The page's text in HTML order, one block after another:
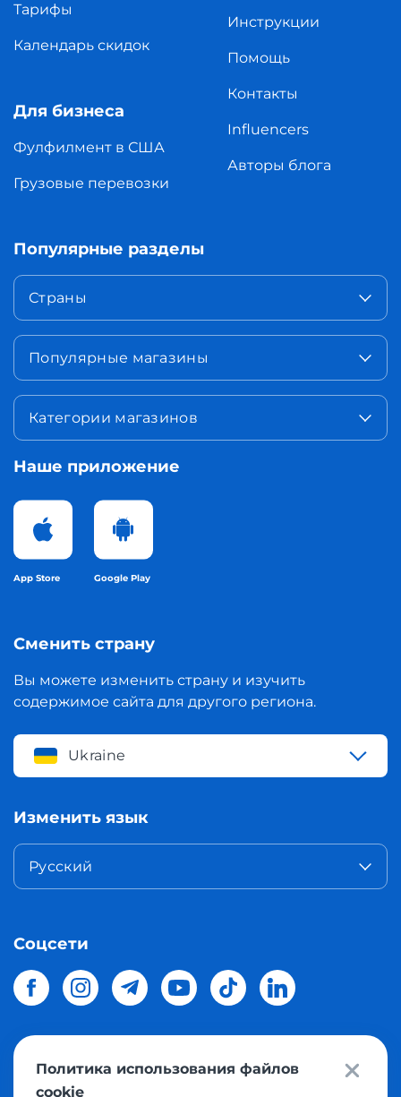
Тарифы
Календарь скидок
Для бизнеса
Фулфилмент в США
Грузовые перевозки
Инструкции
Помощь
Контакты
Influencers
Авторы блога
Популярные разделы
Страны
Популярные магазины
Категории магазинов
Наше приложение
App Store Google Play
Сменить страну
Вы можете изменить страну и изучить
содержимое сайта для другого региона.
Ukraine
Изменить язык
Русский
Соцсети
© 2026 Meest Shoppingдоставка покупок с интернет
Политика использования файлов
cookie